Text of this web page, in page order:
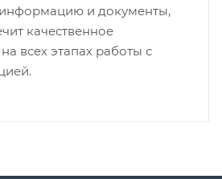
и документы,
качественное
всех этапах работы с